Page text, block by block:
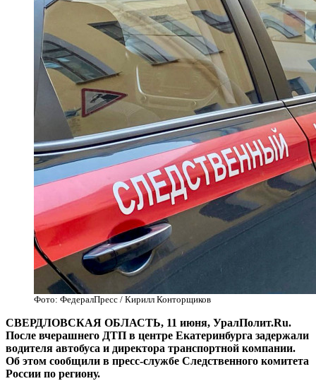
Фото: ФедералПресс / Кирилл Конторщиков
СВЕРДЛОВСКАЯ ОБЛАСТЬ, 11 июня, УралПолит.Ru.
После вчерашнего ДТП в центре Екатеринбурга задержали
водителя автобуса и директора транспортной компании.
Об этом сообщили в пресс-службе Следственного комитета
России по региону.